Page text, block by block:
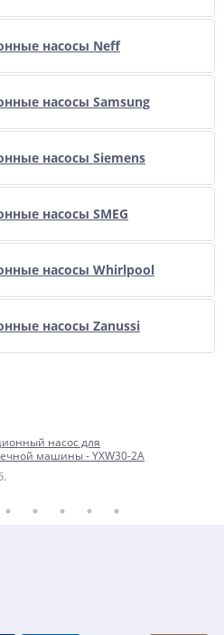
насосы Neff
насосы Samsung
насосы Siemens
насосы SMEG
насосы Whirlpool
насосы Zanussi
насос для
машины - YXW30-2A